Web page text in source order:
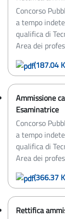
Concorso
a tempo
qualifica di
Area dei
(187.04
Ammissione
Esaminatrice
Concorso
a tempo
qualifica di
Area dei
(366.37
Rettifica